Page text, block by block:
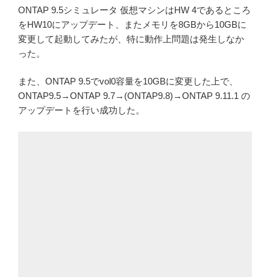
ONTAP 9.5シミュレータ 仮想マシンはHW 4であるところ
をHW10にアップデート、またメモリを8GBから10GBに
変更して起動してみたが、特に動作上問題は発生しなか
った。
また、ONTAP 9.5でvol0容量を10GBに変更した上で、
ONTAP9.5→ONTAP 9.7→(ONTAP9.8)→ONTAP 9.11.1 の
アップデートを行い成功した。